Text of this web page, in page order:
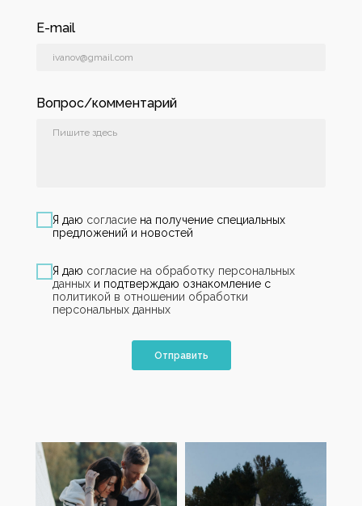
E-mail
Вопрос/комментарий
Я даю согласие на получение специальных
предложений и новостей
Я даю согласие на обработку персональных
данных и подтверждаю ознакомление с
политикой в отношении обработки
персональных данных
Отправить